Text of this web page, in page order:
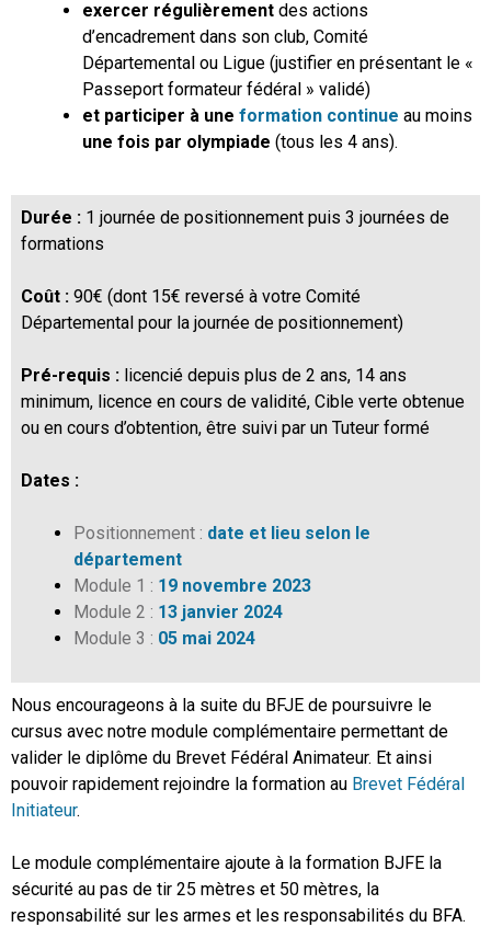
exercer régulièrement des actions
d’encadrement dans son club, Comité
Départemental ou Ligue (justifier en présentant le «
Passeport formateur fédéral » validé)
et participer à uneformation continue au moins
une fois par olympiade (tous les 4 ans).
Durée :1 journée de positionnement puis 3 journées de
formations
Coût :90€ (dont 15€ reversé à votre Comité
Départemental pour la journée de positionnement)
Pré-requis :licencié depuis plus de 2 ans, 14 ans
minimum, licence en cours de validité, Cible verte obtenue
ou en cours d’obtention, être suivi par un Tuteur formé
Dates :
Positionnement : date et lieu selon le
département
Module 1 : 19 novembre 2023
Module 2 : 13 janvier 2024
Module 3 : 05 mai 2024
Nous encourageons à la suite du BFJE de poursuivre le
cursus avec notre module complémentaire permettant de
valider le diplôme du Brevet Fédéral Animateur. Et ainsi
pouvoir rapidement rejoindre la formation au Brevet Fédéral
Initiateur.
Le module complémentaire ajoute à la formation BJFE la
sécurité au pas de tir 25 mètres et 50 mètres, la
responsabilité sur les armes et les responsabilités du BFA.